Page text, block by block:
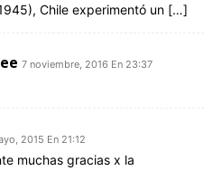
Chile experimentó un […]
7 noviembre, 2016 En 23:37
2015 En 21:12
muchas gracias x la